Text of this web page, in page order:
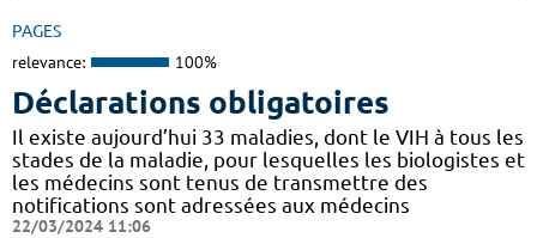
PAGES
relevance: 100%
Déclarations obligatoires
Il existe aujourd’hui 33 maladies, dont le VIH à tous les
stades de la maladie, pour lesquelles les biologistes et
les médecins sont tenus de transmettre des
notifications sont adressées aux médecins
22/03/2024 11:06